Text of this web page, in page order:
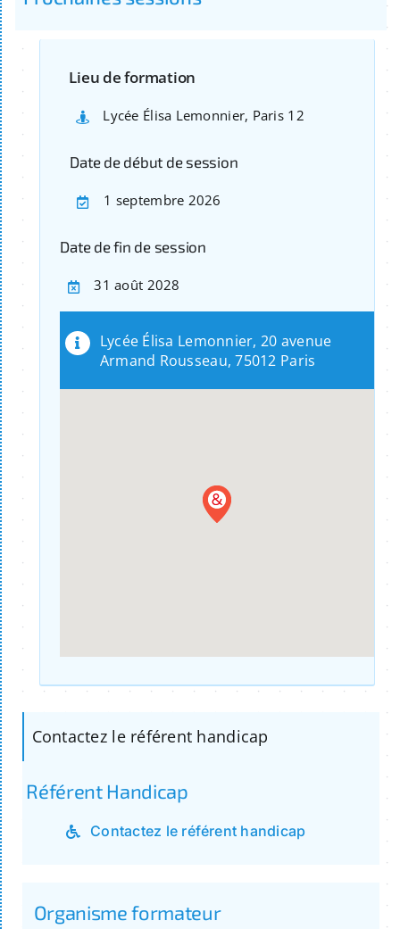
Lieu de formation
Lycée Élisa Lemonnier, Paris 12
Date de début de session
1 septembre 2026
Date de fin de session
31 août 2028
Lycée Élisa Lemonnier, 20 avenue
Armand Rousseau, 75012 Paris
Contactez le référent handicap
Référent Handicap
Contactez le référent handicap
Organisme formateur